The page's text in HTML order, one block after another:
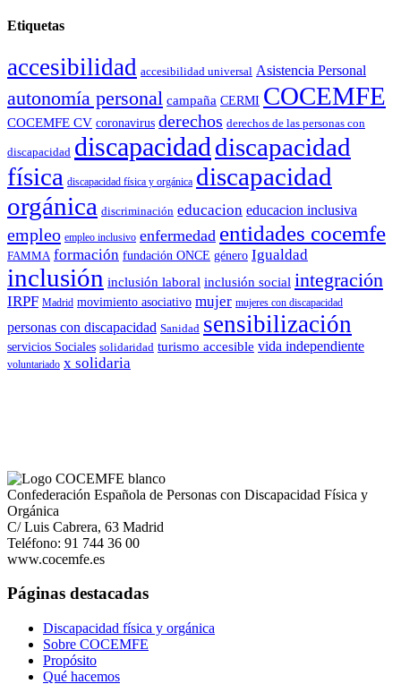
Etiquetas
accesibilidad accesibilidad universal Asistencia Personal
autonomía personal campaña CERMI COCEMFE
COCEMFE CV coronavirus derechos derechos de las personas con
discapacidad discapacidad discapacidad
física discapacidad física y orgánica discapacidad
orgánica discriminación educacion educacion inclusiva
empleo empleo inclusivo enfermedad entidades cocemfe
FAMMA formación fundación ONCE género Igualdad
inclusión inclusión laboral inclusión social integración
IRPF Madrid movimiento asociativo mujer mujeres con discapacidad
personas con discapacidad Sanidad sensibilización
servicios Sociales solidaridad turismo accesible vida independiente
voluntariado x solidaria
Confederación Española de Personas con Discapacidad Física y
Orgánica
C/ Luis Cabrera, 63 Madrid
Teléfono: 91 744 36 00
www.cocemfe.es
Páginas destacadas
Discapacidad física y orgánica
Sobre COCEMFE
Propósito
Qué hacemos